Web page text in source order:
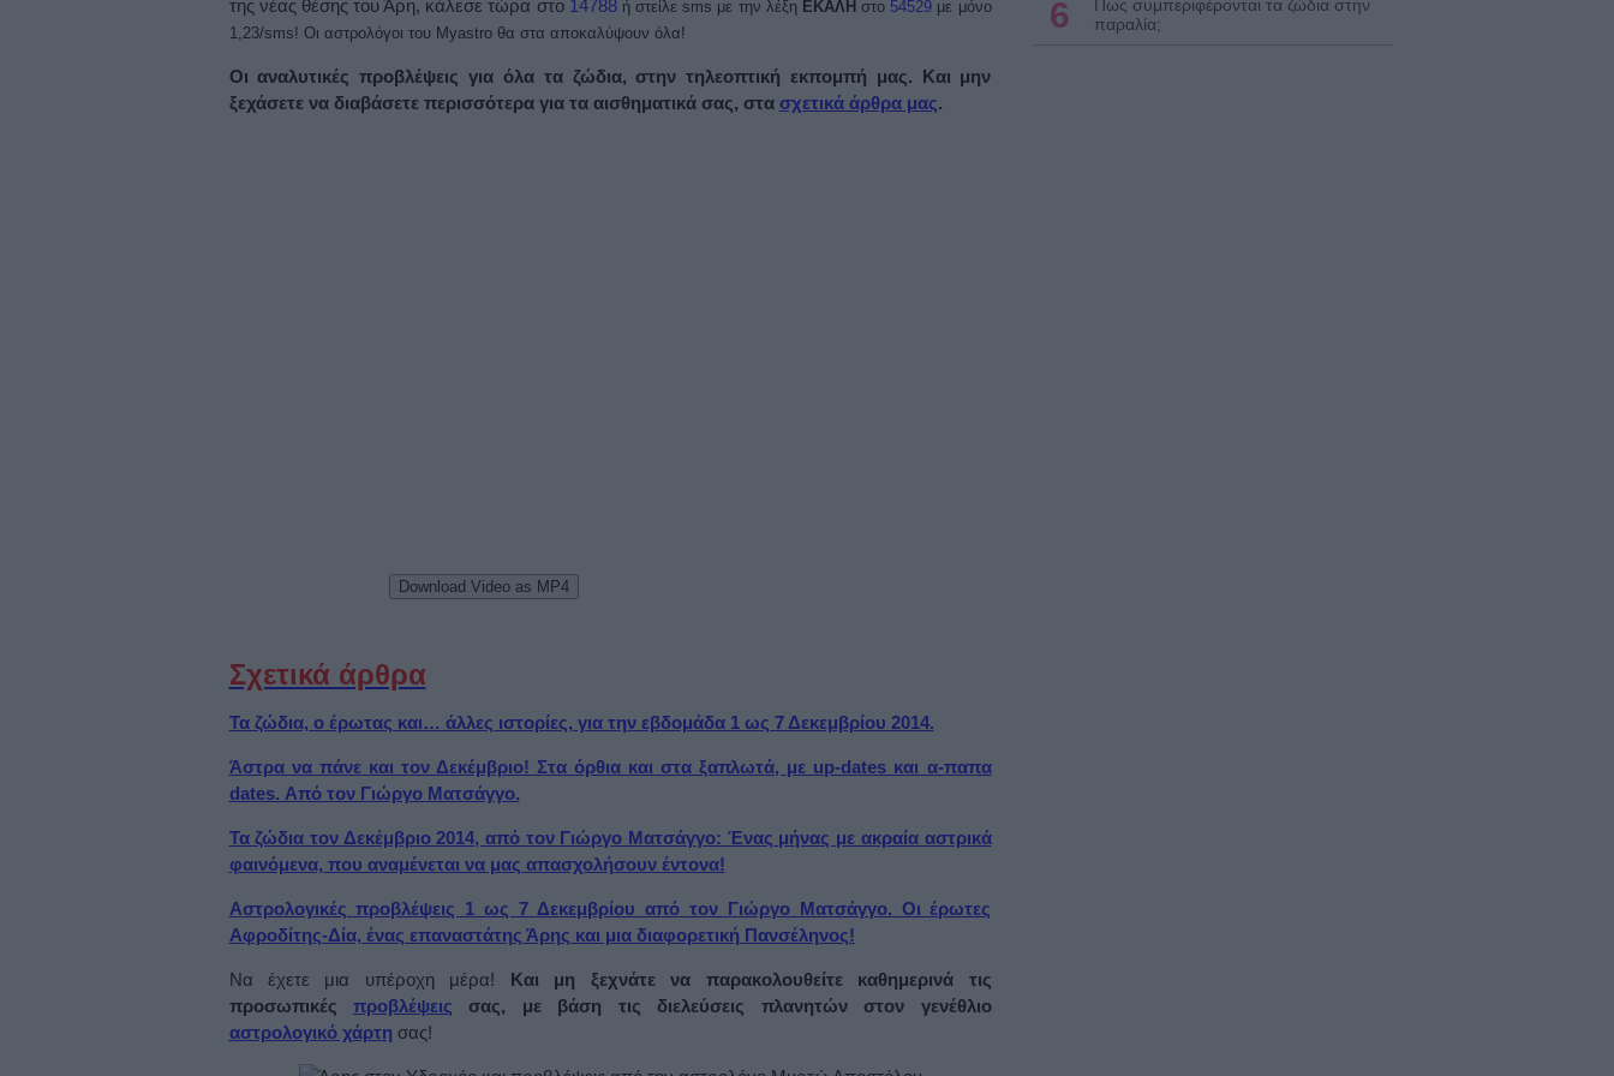
της νέας θέσης του Άρη, κάλεσε τώρα στο 14788 ή στείλε sms με την λέξη ΕΚΑΛΗστο 54529 με μόνο
1,23/sms! Οι αστρολόγοι του Myastro θα στα αποκαλύψουν όλα!
Οι αναλυτικές προβλέψεις για όλα τα ζώδια, στην τηλεοπτική εκπομπή μας. Και μην
ξεχάσετε να διαβάσετε περισσότερα για τα αισθηματικά σας, στα σχετικά άρθρα μας.
Download Video as MP4
Σχετικά άρθρα
Τα ζώδια, ο έρωτας και… άλλες ιστορίες, για την εβδομάδα 1 ως 7 Δεκεμβρίου 2014.
Άστρα να πάνε και τον Δεκέμβριο! Στα όρθια και στα ξαπλωτά, με up-dates και α-παπα
dates. Από τον Γιώργο Ματσάγγο.
Τα ζώδια τον Δεκέμβριο 2014, από τον Γιώργο Ματσάγγο: Ένας μήνας με ακραία αστρικά
φαινόμενα, που αναμένεται να μας απασχολήσουν έντονα!
Αστρολογικές προβλέψεις 1 ως 7 Δεκεμβρίου από τον Γιώργο Ματσάγγο. Οι έρωτες
Αφροδίτης-Δία, ένας επαναστάτης Άρης και μια διαφορετική Πανσέληνος!
Να έχετε μια υπέροχη μέρα! Και μη ξεχνάτε να παρακολουθείτε καθημερινά τις
προσωπικές προβλέψεις σας, με βάση τις διελεύσεις πλανητών στον γενέθλιο
αστρολογικό χάρτη σας!
6
Πως συμπεριφέρονται τα ζώδια στην
παραλία;